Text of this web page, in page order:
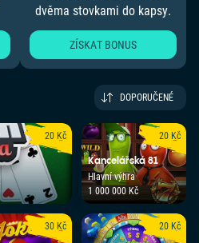
dvěma stovkami do kapsy.
ZÍSKAT BONUS
DOPORUČENÉ
20 Kč 20 Kč
Kancelářská 81
Hlavní výhra
1 000 000 Kč
30 Kč 20 Kč